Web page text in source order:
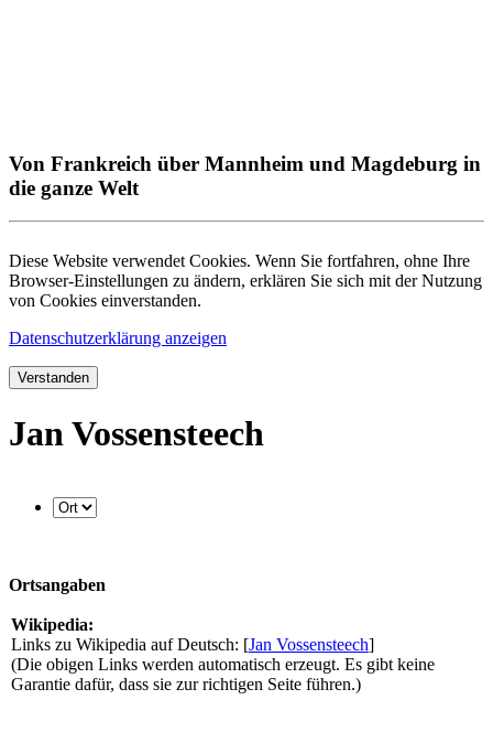
Von Frankreich über Mannheim und Magdeburg in
die ganze Welt
Diese Website verwendet Cookies. Wenn Sie fortfahren, ohne Ihre
Browser-Einstellungen zu ändern, erklären Sie sich mit der Nutzung
von Cookies einverstanden.
Datenschutzerklärung anzeigen
Verstanden
Jan Vossensteech
Ortsangaben
Wikipedia:
Links zu Wikipedia auf Deutsch: [Jan Vossensteech]
(Die obigen Links werden automatisch erzeugt. Es gibt keine
Garantie dafür, dass sie zur richtigen Seite führen.)